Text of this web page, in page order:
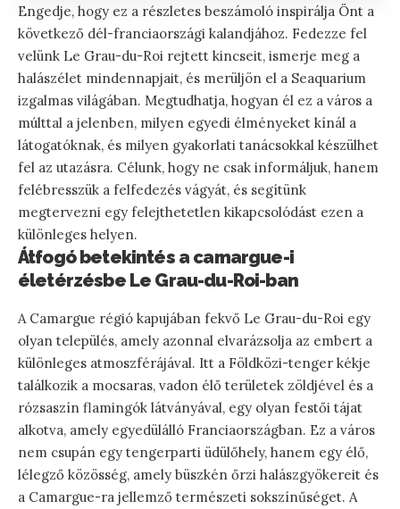
Engedje, hogy ez a részletes beszámoló inspirálja Önt a
következő dél-franciaországi kalandjához. Fedezze fel
velünk Le Grau-du-Roi rejtett kincseit, ismerje meg a
halászélet mindennapjait, és merüljön el a Seaquarium
izgalmas világában. Megtudhatja, hogyan él ez a város a
múlttal a jelenben, milyen egyedi élményeket kínál a
látogatóknak, és milyen gyakorlati tanácsokkal készülhet
fel az utazásra. Célunk, hogy ne csak informáljuk, hanem
felébresszük a felfedezés vágyát, és segítünk
megtervezni egy felejthetetlen kikapcsolódást ezen a
különleges helyen.
Átfogó betekintés a camargue-i
életérzésbe Le Grau-du-Roi-ban
A Camargue régió kapujában fekvő Le Grau-du-Roi egy
olyan település, amely azonnal elvarázsolja az embert a
különleges atmoszférájával. Itt a Földközi-tenger kékje
találkozik a mocsaras, vadon élő területek zöldjével és a
rózsaszín flamingók látványával, egy olyan festői tájat
alkotva, amely egyedülálló Franciaországban. Ez a város
nem csupán egy tengerparti üdülőhely, hanem egy élő,
lélegző közösség, amely büszkén őrzi halászgyökereit és
a Camargue-ra jellemző természeti sokszínűséget. A